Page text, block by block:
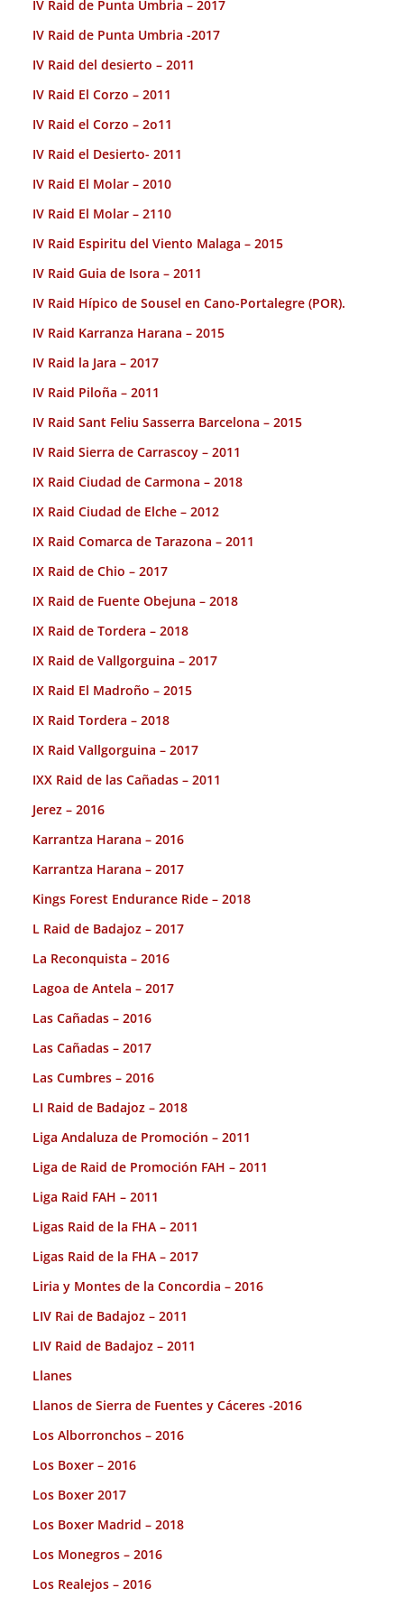
IV Raid de Punta Umbria – 2017
IV Raid de Punta Umbria -2017
IV Raid del desierto – 2011
IV Raid El Corzo – 2011
IV Raid el Corzo – 2o11
IV Raid el Desierto- 2011
IV Raid El Molar – 2010
IV Raid El Molar – 2110
IV Raid Espiritu del Viento Malaga – 2015
IV Raid Guia de Isora – 2011
IV Raid Hípico de Sousel en Cano-Portalegre (POR).
IV Raid Karranza Harana – 2015
IV Raid la Jara – 2017
IV Raid Piloña – 2011
IV Raid Sant Feliu Sasserra Barcelona – 2015
IV Raid Sierra de Carrascoy – 2011
IX Raid Ciudad de Carmona – 2018
IX Raid Ciudad de Elche – 2012
IX Raid Comarca de Tarazona – 2011
IX Raid de Chio – 2017
IX Raid de Fuente Obejuna – 2018
IX Raid de Tordera – 2018
IX Raid de Vallgorguina – 2017
IX Raid El Madroño – 2015
IX Raid Tordera – 2018
IX Raid Vallgorguina – 2017
IXX Raid de las Cañadas – 2011
Jerez – 2016
Karrantza Harana – 2016
Karrantza Harana – 2017
Kings Forest Endurance Ride – 2018
L Raid de Badajoz – 2017
La Reconquista – 2016
Lagoa de Antela – 2017
Las Cañadas – 2016
Las Cañadas – 2017
Las Cumbres – 2016
LI Raid de Badajoz – 2018
Liga Andaluza de Promoción – 2011
Liga de Raid de Promoción FAH – 2011
Liga Raid FAH – 2011
Ligas Raid de la FHA – 2011
Ligas Raid de la FHA – 2017
Liria y Montes de la Concordia – 2016
LIV Rai de Badajoz – 2011
LIV Raid de Badajoz – 2011
Llanes
Llanos de Sierra de Fuentes y Cáceres -2016
Los Alborronchos – 2016
Los Boxer – 2016
Los Boxer 2017
Los Boxer Madrid – 2018
Los Monegros – 2016
Los Realejos – 2016